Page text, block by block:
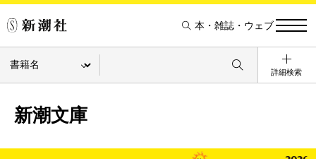
本・雑誌・ウェブ
詳細検索
新潮文庫